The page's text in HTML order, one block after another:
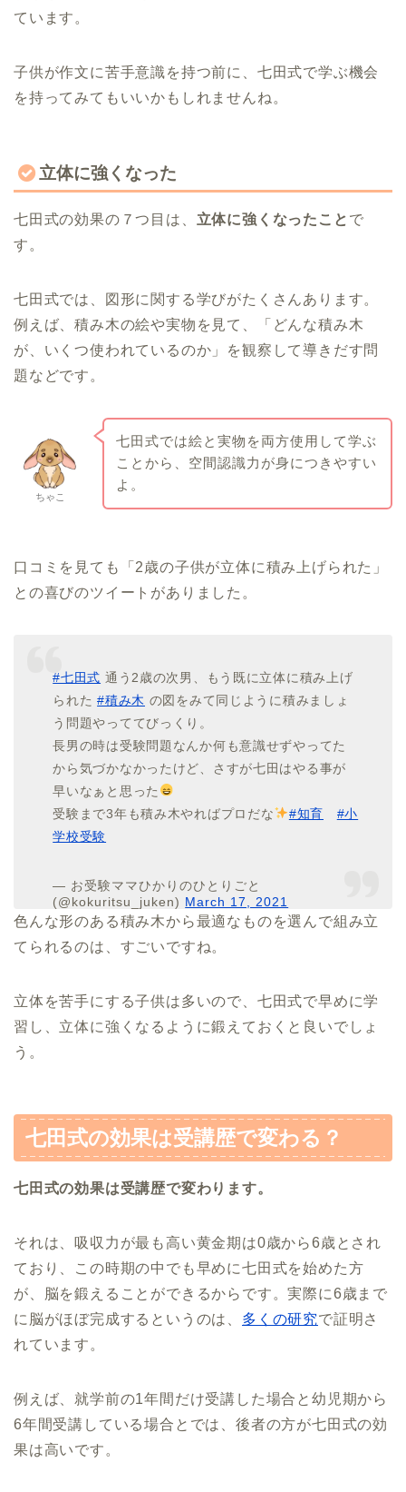
ています。
子供が作文に苦手意識を持つ前に、七田式で学ぶ機会
を持ってみてもいいかもしれませんね。
立体に強くなった
七田式の効果の７つ目は、 立体に強くなったこと で
す。
七田式では、図形に関する学びがたくさんあります。
例えば、積み木の絵や実物を見て、「どんな積み木
が、いくつ使われているのか」を観察して導きだす問
題などです。
ちゃこ
七田式では絵と実物を両方使用して学ぶ
ことから、空間認識力が身につきやすい
よ。
口コミを見ても「2歳の子供が立体に積み上げられた」
との喜びのツイートがありました。
#七田式 通う2歳の次男、もう既に立体に積み上げ
られた#積み木 の図をみて同じように積みましょ
う問題やっててびっくり。
長男の時は受験問題なんか何も意識せずやってた
から気づかなかったけど、さすが七田はやる事が
早いなぁと思った
受験まで3年も積み木やればプロだな
#知育
#小
学校受験
— お受験ママひかりのひとりごと
(@kokuritsu_juken) March 17, 2021
色んな形のある積み木から最適なものを選んで組み立
てられるのは、すごいですね。
立体を苦手にする子供は多いので、七田式で早めに学
習し、立体に強くなるように鍛えておくと良いでしょ
う。
七田式の効果は受講歴で変わる？
七田式の効果は受講歴で変わります。
それは、吸収力が最も高い黄金期は0歳から6歳とされ
ており、この時期の中でも早めに七田式を始めた方
が、脳を鍛えることができるからです。実際に6歳まで
に脳がほぼ完成するというのは、 多くの研究で証明さ
れています。
例えば、就学前の1年間だけ受講した場合と幼児期から
6年間受講している場合とでは、後者の方が七田式の効
果は高いです。